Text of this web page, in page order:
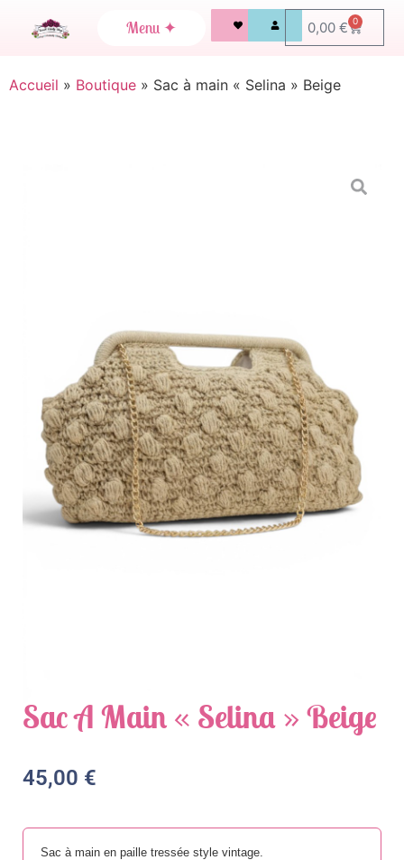
0,00 € 0
Accueil » Boutique » Sac à main « Selina » Beige
Sac À Main « Selina » Beige
45,00 €
Sac à main en paille tressée style vintage.